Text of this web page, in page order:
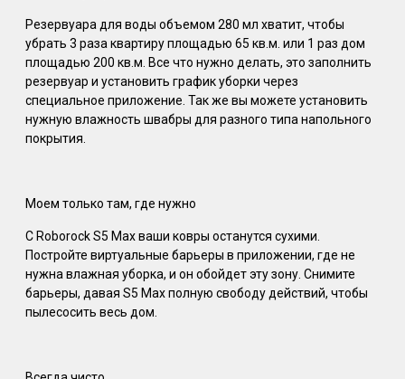
Резервуара для воды объемом 280 мл хватит, чтобы
убрать 3 раза квартиру площадью 65 кв.м. или 1 раз дом
площадью 200 кв.м. Все что нужно делать, это заполнить
резервуар и установить график уборки через
специальное приложение. Так же вы можете установить
нужную влажность швабры для разного типа напольного
покрытия.
Моем только там, где нужно
С Roborock S5 Max ваши ковры останутся сухими.
Постройте виртуальные барьеры в приложении, где не
нужна влажная уборка, и он обойдет эту зону. Снимите
барьеры, давая S5 Max полную свободу действий, чтобы
пылесосить весь дом.